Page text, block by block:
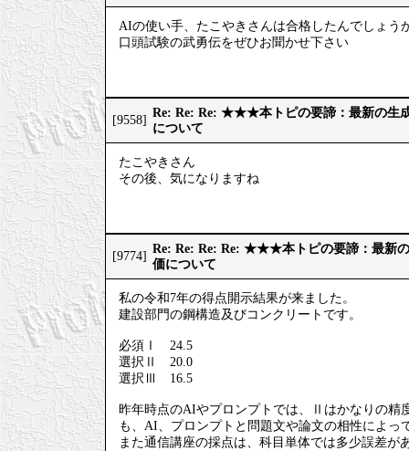
AIの使い手、たこやきさんは合格したんでしょう
口頭試験の武勇伝をぜひお聞かせ下さい
[9558]
Re: Re: Re: ★★★本トピの要諦：最新の生
について
たこやきさん
その後、気になりますね
[9774]
Re: Re: Re: Re: ★★★本トピの要諦：最新
価について
私の令和7年の得点開示結果が来ました。
建設部門の鋼構造及びコンクリートです。
必須Ⅰ 24.5
選択Ⅱ 20.0
選択Ⅲ 16.5
昨年時点のAIやプロンプトでは、Ⅱはかなりの
も、AI、プロンプトと問題文や論文の相性によっ
また通信講座の採点は、科目単体では多少誤差